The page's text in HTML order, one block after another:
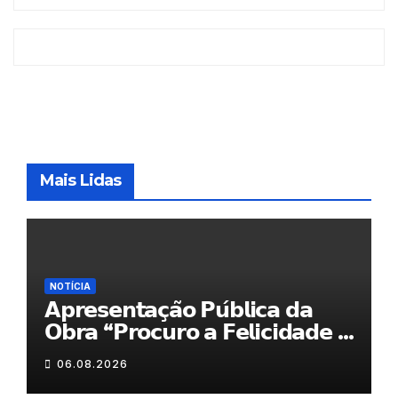
Mais Lidas
NOTÍCIA
𝗔𝗽𝗿𝗲𝘀𝗲𝗻𝘁𝗮𝗰̧𝗮̃𝗼 𝗣𝘂́𝗯𝗹𝗶𝗰𝗮 𝗱𝗮
𝗢𝗯𝗿𝗮 “𝗣𝗿𝗼𝗰𝘂𝗿𝗼 𝗮 𝗙𝗲𝗹𝗶𝗰𝗶𝗱𝗮𝗱𝗲 𝗲
𝗲𝗹𝗮 𝗺𝗼𝗿𝗮 𝗰𝗼𝗺𝗶𝗴𝗼”
06.08.2026